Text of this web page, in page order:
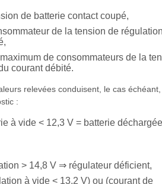
de batterie contact coupé,
de la tension de
de consommateurs de la
courant débité.
relevées conduisent, le cas
:
à vide < 12,3 V = batterie déchargée
> 14,8 V ⇒ régulateur déficient,
à vide < 13,2 V) ou (courant de